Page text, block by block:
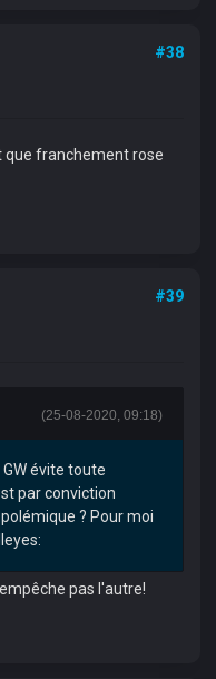
#38
que franchement rose
#39
(25-08-2020, 09:18)
évite toute
par conviction
? Pour moi
pas l'autre!